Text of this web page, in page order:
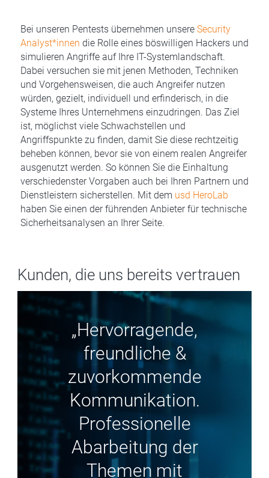
Bei unseren Pentests übernehmen unsere Security
Analyst*innen die Rolle eines böswilligen Hackers und
simulieren Angriffe auf Ihre IT-Systemlandschaft.
Dabei versuchen sie mit jenen Methoden, Techniken
und Vorgehensweisen, die auch Angreifer nutzen
würden, gezielt, individuell und erfinderisch, in die
Systeme Ihres Unternehmens einzudringen. Das Ziel
ist, möglichst viele Schwachstellen und
Angriffspunkte zu finden, damit Sie diese rechtzeitig
beheben können, bevor sie von einem realen Angreifer
ausgenutzt werden. So können Sie die Einhaltung
verschiedenster Vorgaben auch bei Ihren Partnern und
Dienstleistern sicherstellen. Mit dem usd HeroLab
haben Sie einen der führenden Anbieter für technische
Sicherheitsanalysen an Ihrer Seite.
Kunden, die uns bereits vertrauen
„Hervorragende,
freundliche &
zuvorkommende
Kommunikation.
Professionelle
Abarbeitung der
Themen mit